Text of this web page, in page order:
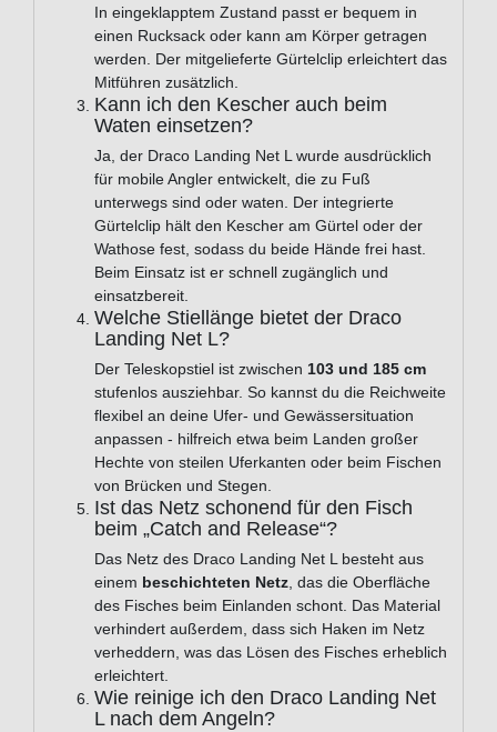
In eingeklapptem Zustand passt er bequem in
einen Rucksack oder kann am Körper getragen
werden. Der mitgelieferte Gürtelclip erleichtert das
Mitführen zusätzlich.
Kann ich den Kescher auch beim
Waten einsetzen?
Ja, der Draco Landing Net L wurde ausdrücklich
für mobile Angler entwickelt, die zu Fuß
unterwegs sind oder waten. Der integrierte
Gürtelclip hält den Kescher am Gürtel oder der
Wathose fest, sodass du beide Hände frei hast.
Beim Einsatz ist er schnell zugänglich und
einsatzbereit.
Welche Stiellänge bietet der Draco
Landing Net L?
Der Teleskopstiel ist zwischen 103 und 185 cm
stufenlos ausziehbar. So kannst du die Reichweite
flexibel an deine Ufer- und Gewässersituation
anpassen - hilfreich etwa beim Landen großer
Hechte von steilen Uferkanten oder beim Fischen
von Brücken und Stegen.
Ist das Netz schonend für den Fisch
beim „Catch and Release“?
Das Netz des Draco Landing Net L besteht aus
einem beschichteten Netz, das die Oberfläche
des Fisches beim Einlanden schont. Das Material
verhindert außerdem, dass sich Haken im Netz
verheddern, was das Lösen des Fisches erheblich
erleichtert.
Wie reinige ich den Draco Landing Net
L nach dem Angeln?